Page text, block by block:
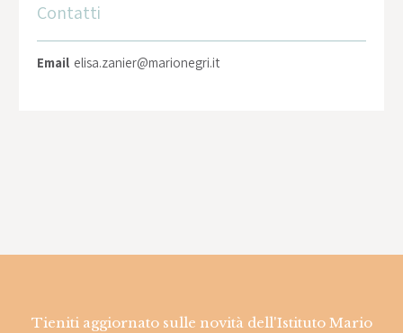
Contatti
Email elisa.zanier@marionegri.it
Tieniti aggiornato sulle novità dell'Istituto Mario